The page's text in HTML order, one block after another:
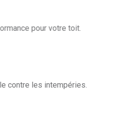
pour votre toit.
contre les intempéries.